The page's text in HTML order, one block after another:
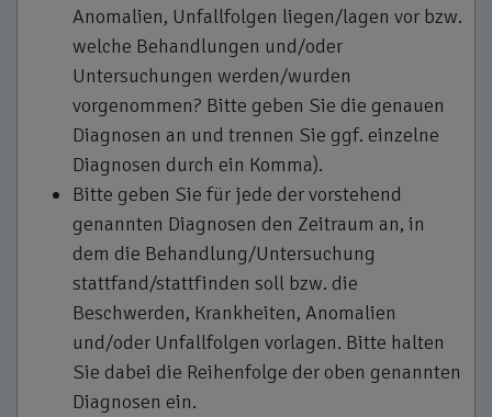
Anomalien, Unfallfolgen liegen/lagen vor bzw.
welche Behandlungen und/oder
Untersuchungen werden/wurden
vorgenommen? Bitte geben Sie die genauen
Diagnosen an und trennen Sie ggf. einzelne
Diagnosen durch ein Komma).
Bitte geben Sie für jede der vorstehend
genannten Diagnosen den Zeitraum an, in
dem die Behandlung/Untersuchung
stattfand/stattfinden soll bzw. die
Beschwerden, Krankheiten, Anomalien
und/oder Unfallfolgen vorlagen. Bitte halten
Sie dabei die Reihenfolge der oben genannten
Diagnosen ein.